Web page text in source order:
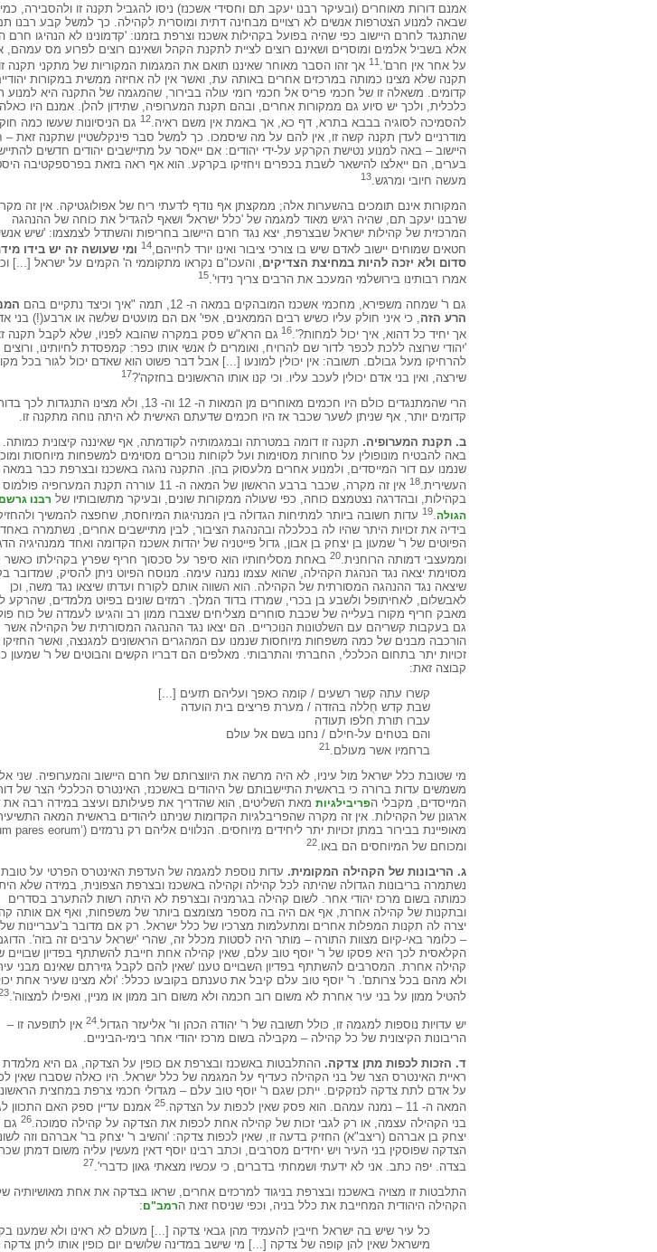
אמנם דורות מאוחרים (ובעיקר רבנו יעקב תם וחסידי אשכנז) ניסו להגביל תקנה זו ולהסבירה, כמי
שבאה למנוע הצטרפות אנשים לא רצויים מבחינה דתית ומוסרית לקהילה. כך למשל קבע רבנו
שהתנגד לחרם היישוב כפי שהיה בפועל בקהילות אשכנז וצרפת בזמנו: 'קדמונינו לא הנהיגו חרם
אלא בשביל אלמים ומוסרים ושאינם רוצים לציית לתקנת הקהל ושאינם רוצים לפרוע מס עמהם,
על אחר אין חרם'. 11 אך זהו הסבר מאוחר שאיננו תואם את המגמות המקוריות של מתקני תקנה
תקנה שלא מצינו כמותה במרכזים אחרים באותה עת, ואשר אין לה אחיזה ממשית במקורות
קדומים. משאלה זו של חכמי פריס אל חכמי רומי עולה בבירור, שהמגמה של התקנה היא למנוע
כלכלית, ולכך יש סיוע גם ממקורות אחרים, ובהם תקנת המערופיה, שתידון להלן. אמנם היו כאלה
להסמיכה לסוגיה בבבא בתרא, דף כא, אך באמת אין משם ראיה.12 גם הניסיונות שעשו כמה
מודרניים לעדן תקנה קשה זו, אין להם על מה שיסמכו. כך למשל סבר פינקלשטיין שתקנה זאת –
היישוב – באה למנוע נטישת הקרקע על-ידי יהודים: אם ייאסר על מתיישבים יהודים חדשים
בערים, הם ייאלצו להישאר לשבת בכפרים ויחזיקו בקרקע. הוא אף ראה בזאת בפרספקטיבה
מעשה חיובי ומרגש. 13
המקורות אינם תומכים בהשערות אלה; ממקצתן אף נודף לדעתי ריח של אפולוגטיקה. אין זה
שרבנו יעקב תם, שהיה רגיש מאוד למגמה של 'כלל ישראל' ושאף להגדיל את כוחה של ההנהגה
המרכזית של קהילות ישראל שבצרפת, יצא נגד חרם היישוב בחריפות והשתדל לצמצמו: 'שיש
חטאים שמוחים יישוב לאדם שיש בו צורכי ציבור ואינו יורד לחייהם, 14 ומי שעושה זה יש בידו
סדום ולא יזכה להיות במחיצת הצדיקים , והעכו"ם נקראו מתקוממי ה' הקמים על ישראל [...]
אמרו רבותינו בירושלמי המעכב את הרבים צריך נידוי'.15
גם ר' שמחה משפירא, מחכמי אשכנז המובהקים במאה ה- 12, תמה "איך וכיצד נתקיים בהם
הרע הזה , כי איני חולק עליו כשיש רבים הממאנים, אפי' אם הם מועטים שלשה או ארבע(!) בני
אך יחיד כל דהוא, איך יכול למחות?'.16 גם הרא"ש פסק במקרה שהובא לפניו, שלא לקבל תקנה
'יהודי שרוצה ללכת לכפר לדור שם להרויח, ואומרים לו אנשי אותו כפר: קמפסדת לחיותינו, ורוצים
להרחיקו מעל גבולם. תשובה: אין יכולין למונעו [...] אבל דבר פשוט הוא שאדם יכול לגור בכל
שירצה, ואין בני אדם יכולין לעכב עליו. וכי קנו אותו הראשונים בחזקה'?17
הרי שהמתנגדים כולם היו חכמים מאוחרים מן המאות ה- 12 וה- 13, ולא מצינו התנגדות
קדומים יותר, אף שניתן לשער שכבר אז היו חכמים שדעתם האישית לא היתה נוחה מתקנה זו.
ב. תקנת המערופיה. תקנה זו דומה במטרתה ובמגמותיה לקודמתה, אף שאיננה קיצונית כמותה.
באה להבטיח מונופולין על סחורות מסוימות ועל לקוחות נוכרים מסוימים למשפחות מיוחסות
שנמנו עם דור המייסדים, ולמנוע אחרים מלעסוק בהן. התקנה נהגה באשכנז ובצרפת כבר במאה
העשירית.18
אין זה מקרה, שכבר ברבע הראשון של המאה ה- 11 עוררה תקנת המערופיה
בקהילות, ובהדרגה נצטמצם כוחה, כפי שעולה ממקורות שונים, ובעיקר מתשובותיו של רבנו
הגולה.
19 עדות חשובה ביותר למתיחות הגדולה בין המנהיגות המיוחסת, שחפצה להמשיך
בידיה את זכויות היתר שהיו לה בכלכלה ובהנהגת הציבור, לבין מתיישבים אחרים, נשתמרה באחד
הפיוטים של ר' שמעון בן יצחק בן אבון, גדול פייטניה של יהדות אשכנז הקדומה ואחד ממנהיגיה
וממעצבי דמותה הרוחנית. 20 באחת מסליחותיו הוא סיפר על סכסוך חריף שפרץ בקהילתו כאשר
מסוימת יצאה נגד הנהגת הקהילה, שהוא עצמו נמנה עימה. מנוסח הפיוט ניתן להסיק, שמדובר
שיצאה נגד ההנהגה המסורתית של הקהילה. הוא השווה אותם לקורח ועדתו שיצאו נגד משה, וכן
לאבשלום, לאחיתופל ולשבע בן בכרי, שמרדו בדוד המלך. רמזים שונים בפיוט מלמדים, שהרקע
מאבק חריף מקורו בעלייה של שכבת סוחרים מצליחים שצברו ממון רב והגיעו לעמדה של כוח
גם בעקבות קשריהם עם השלטונות הנוכריים. הם יצאו נגד ההנהגה המסורתית של הקהילה אשר
הורכבה מבנים של כמה משפחות מיוחסות שנמנו עם המהגרים הראשונים למגנצה, ואשר החזיקו
זכויות יתר בתחום הכלכלי, החברתי והתרבותי. מאלפים הם דבריו הקשים והבוטים של ר' שמעון
קבוצה זאת:
קשרו עתה קשר רשעים / קומה כאפך ועליהם תזעים [...]
שבת קדש חֻללה בהזדה / מערת פריצים בית הועדה
עברו תורת חלפו תעודה
והם בטחים על-חילם / נחנו בשם אל עולם
ברחמיו אשר מעולם. 21
מי שטובת כלל ישראל מול עיניו, לא היה מרשה את היווצרותם של חרם היישוב והמערופיה. שני
משמשים עדות ברורה כי בראשית התיישבותם של היהודים באשכנז, האינטרס הכלכלי הצר של
המייסדים, מקבלי הפריבילגיות מאת השליטים, הוא שהדריך את פעילותם ועיצב במידה רבה את
ארגונן של הקהילות. אין זה מקרה שהפריבלגיות הקדומות שניתנו ליהודים בראשית המאה
ומכוחם של המיוחסים הם באו. 22
ג. הריבונות של הקהילה המקומית. עדות נוספת למגמה של העדפת האינטרס הפרטי על
נשתמרה בריבונות הגדולה שהיתה לכל קהילה וקהילה באשכנז ובצרפת הצפונית, במידה שלא
כמותה בשום מרכז יהודי אחר. לשום קהילה בגרמניה ובצרפת לא היתה רשות להתערב בסדרים
ובתקנות של קהילה אחרת, אף אם היה בה מספר מצומצם ביותר של משפחות, ואף אם אותה
יצרה לה תקנות המפלות אחרים ומתעלמות מצרכיו של כלל ישראל. רק אם מדובר ב'עבריינות
– כלומר באי-קיום מצוות התורה – מותר היה לסטות מכלל זה, שהרי 'ישראל ערבים זה בזה'.
הקלאסית לכך היא פסקו של ר' יוסף טוב עלם, שאין קהילה אחת חייבת להשתתף בפדיון שבויים
קהילה אחרת. המסרבים להשתתף בפדיון השבויים טענו 'שאין להם לקבל גזירתם שאינם מבני
ולא מהם בכל צרותם'. ר' יוסף טוב עלם קיבל את טענתם בקובעו ככלל: 'ולא מצינו שעיר אחת
להטיל ממון על בני עיר אחרת לא משום רוב חכמה ולא משום רוב ממון או מניין, ואפילו למצווה'.
יש עדויות נוספות למגמה זו, כולל תשובה של ר' יהודה הכהן ור' אליעזר הגדול.24 אין לתופעה זו –
הריבונות הקיצונית של כל קהילה – מקבילה בשום מרכז יהודי אחר בימי-הביניים.
ד. הזכות לכפות מתן צדקה. ההתלבטות באשכנז ובצרפת אם כופין על הצדקה, גם היא
ראיית האינטרס הצר של בני הקהילה כעדיף על המגמה של כלל ישראל. היו כאלה שסברו שאין
על אדם לתת צדקה לנזקקים. ייתכן שגם ר' יוסף טוב עלם – מגדולי חכמי צרפת במחצית
המאה ה- 11 – נמנה עמהם. הוא פסק שאין לכפות על הצדקה.
25 אמנם עדיין ספק האם התכוון
בני הקהילה עצמה, או רק לגבי זכות של קהילה אחת לכפות את הצדקה על קהילה סמוכה.26 גם
יצחק בן אברהם (ריצב"א) החזיק בדעה זו, שאין לכפות צדקה: 'והשיב ר' יצחק בר' אברהם וזה
הצדקה שפוסקין בני העיר ויש יחידים מסרבים, וכתב רבינו יוסף דאין מעשין עליה משום דמתן
בצדה. יפה כתב. אני לא ידעתי ושמחתי בדברים, כי עכשיו מצאתי גאון כדברי'.27
התלבטות זו מצויה באשכנז ובצרפת בניגוד למרכזים אחרים, שראו בצדקה את אחת מאושיותיה
הקהילה היהודית המחייבת את כלל בניה, וכפי שניסח זאת הרמב"ם:
כל עיר שיש בה ישראל חייבין להעמיד מהן גבאי צדקה [...] מעולם לא ראינו ולא שמענו
מישראל שאין להן קופה של צדקה [...] מי שישב במדינה שלושים יום כופין אותו ליתן צדקה